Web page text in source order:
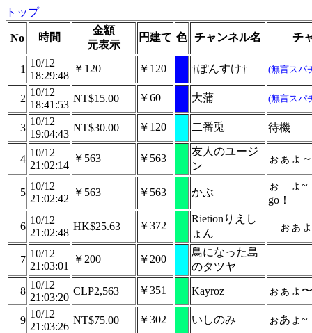
トップ
No 時間
金額
元表示
円建て 色 チャンネル名 チ
1
10/12
18:29:48
￥120 ￥120 †ぽんすけ† (無言スパ
2
10/12
18:41:53
NT$15.00 ￥60 大蒲 (無言スパ
3
10/12
19:04:43
NT$30.00 ￥120 二番兎 待機
4
10/12
21:02:14
￥563 ￥563
友人のユージ
ン
ぉぁょ
5
10/12
21:02:42
￥563 ￥563 かぶ
ぉ
ょ~
go！
6
10/12
21:02:48
HK$25.63 ￥372
Rietionりえし
ょん
ぉぁ
7
10/12
21:03:01
￥200 ￥200
鳥になった島
のタツヤ
8
10/12
21:03:20
CLP2,563 ￥351 Kayroz ぉぁょ〜
9
10/12
21:03:26
NT$75.00 ￥302 いしのみ ぉあょ~